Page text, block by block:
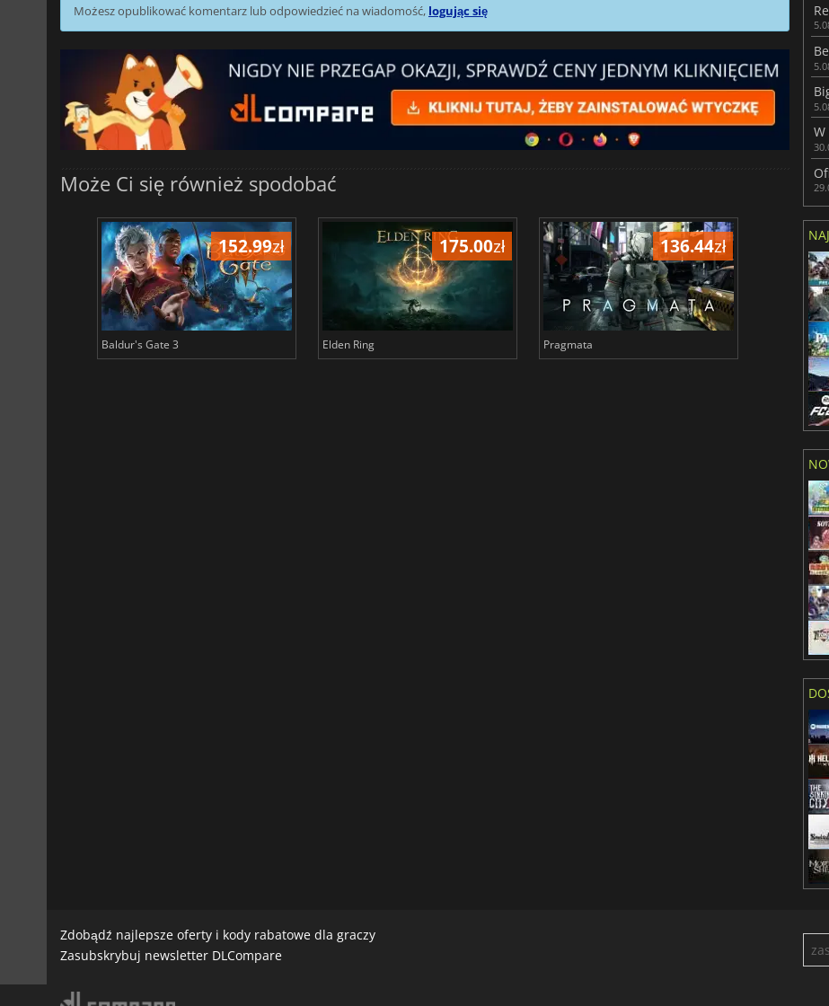
Możesz opublikować komentarz lub odpowiedzieć na wiadomość, logując się
Może Ci się również spodobać
152.99zł
Baldur's Gate 3
175.00zł
Elden Ring
136.44zł
Pragmata Total War
Zdobądź najlepsze oferty i kody rabatowe dla graczy
Zasubskrybuj newsletter DLCompare